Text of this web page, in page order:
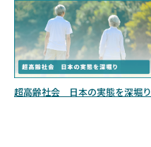
超高齢社会 日本の実態を深堀り